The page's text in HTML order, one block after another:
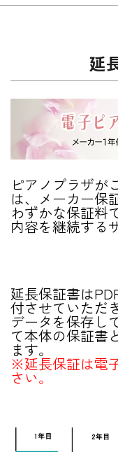
延
ピアノプラザが
は、メーカー保
わずかな保証料
内容を継続する
延長保証書は
付させていただ
データを保存し
て本体の保証書
ます。
※延長保証は電
さい。